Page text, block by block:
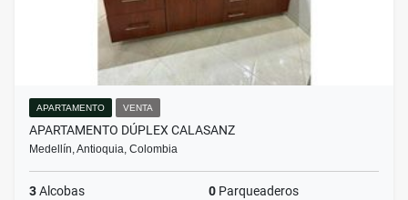
APARTAMENTO VENTA
APARTAMENTO DÚPLEX CALASANZ
Medellín, Antioquia, Colombia
3Alcobas 0 Parqueaderos